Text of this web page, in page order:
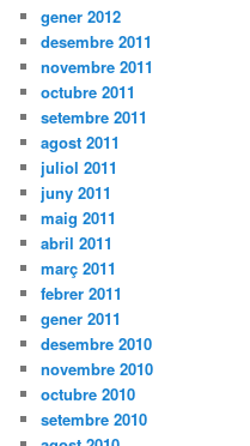
gener 2012
desembre 2011
novembre 2011
octubre 2011
setembre 2011
agost 2011
juliol 2011
juny 2011
maig 2011
abril 2011
març 2011
febrer 2011
gener 2011
desembre 2010
novembre 2010
octubre 2010
setembre 2010